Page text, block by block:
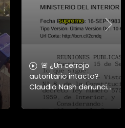
🚨 ¿Un cerrojo
autoritario intacto?
Claudio Nash denuncia
la vigencia del Decreto
1086 para reprimir la